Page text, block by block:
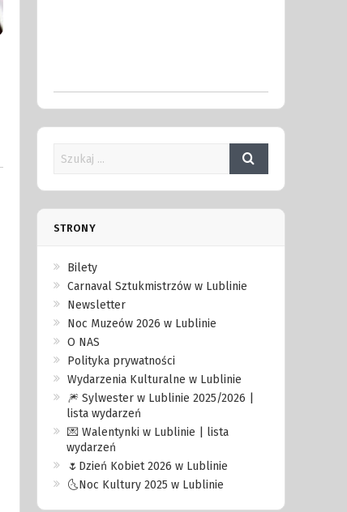
STRONY
Bilety
Carnaval Sztukmistrzów w Lublinie
Newsletter
Noc Muzeów 2026 w Lublinie
O NAS
Polityka prywatności
Wydarzenia Kulturalne w Lublinie
🎆 Sylwester w Lublinie 2025/2026 |
lista wydarzeń
💌 Walentynki w Lublinie | lista
wydarzeń
🌷Dzień Kobiet 2026 w Lublinie
🌜Noc Kultury 2025 w Lublinie